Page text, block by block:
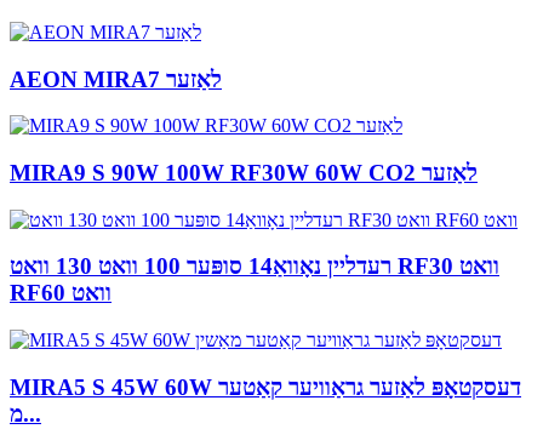
AEON MIRA7 לאַזער
MIRA9 S 90W 100W RF30W 60W CO2 לאַזער
רעדליין נאָוואַ14 סופּער 100 וואט 130 וואט RF30 וואט
RF60 וואט
MIRA5 S 45W 60W דעסקטאָפּ לאַזער גראַוויער קאַטער
מ...